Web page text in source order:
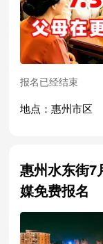
报名已经结束
地点：惠州市区
惠州水东街7
媒免费报名